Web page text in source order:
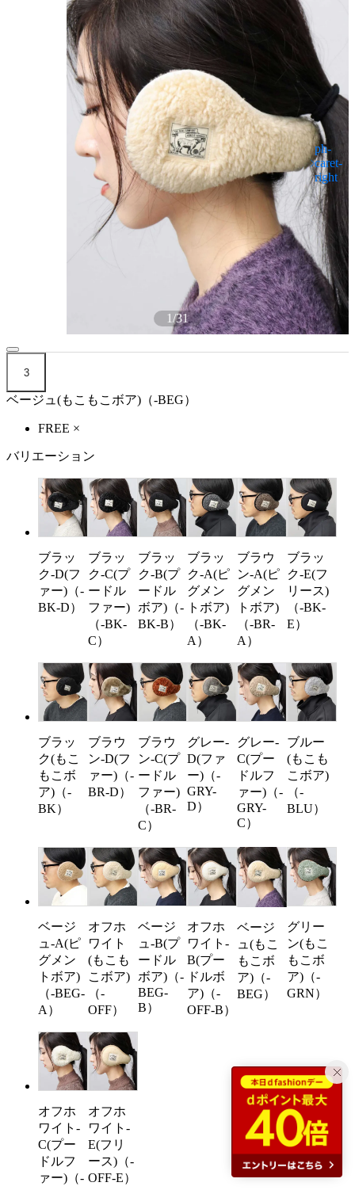
1/31
3
ベージュ(もこもこボア)（-BEG）
FREE ×
バリエーション
ブラッ
ク-D(フ
ァー)（-
BK-D）
ブラッ
ク-C(プ
ードル
ファー)
（-BK-
C）
ブラッ
ク-B(プ
ードル
ボア)（-
BK-B）
ブラッ
ク-A(ピ
グメン
トボア)
（-BK-
A）
ブラウ
ン-A(ピ
グメン
トボア)
（-BR-
A）
ブラッ
ク-E(フ
リース)
（-BK-
E）
ブラッ
ク(もこ
もこボ
ア)（-
BK）
ブラウ
ン-D(フ
ァー)（-
BR-D）
ブラウ
ン-C(プ
ードル
ファー)
（-BR-
C）
グレー-
D(ファ
ー)（-
GRY-
D）
グレー-
C(プー
ドルフ
ァー)（-
GRY-
C）
ブルー
(もこも
こボア)
（-
BLU）
ベージ
ュ-A(ピ
グメン
トボア)
（-BEG-
A）
オフホ
ワイト
(もこも
こボア)
（-
OFF）
ベージ
ュ-B(プ
ードル
ボア)（-
BEG-
B）
オフホ
ワイト-
B(プー
ドルボ
ア)（-
OFF-B）
ベージ
ュ(もこ
もこボ
ア)（-
BEG）
グリー
ン(もこ
もこボ
ア)（-
GRN）
オフホ
ワイト-
C(プー
ドルフ
ァー)（-
オフホ
ワイト-
E(フリ
ース)（-
OFF-E）